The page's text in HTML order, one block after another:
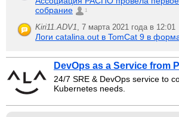
собрание
1
Kiri11.ADV1, 7 марта 2021 года в
Логи catalina.out в TomCat 9 в
DevOps as a Service from
24/7 SRE & DevOps service to
Kubernetes needs.